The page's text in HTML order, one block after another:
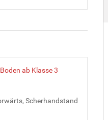
ab Klasse 3
Scherhandstand